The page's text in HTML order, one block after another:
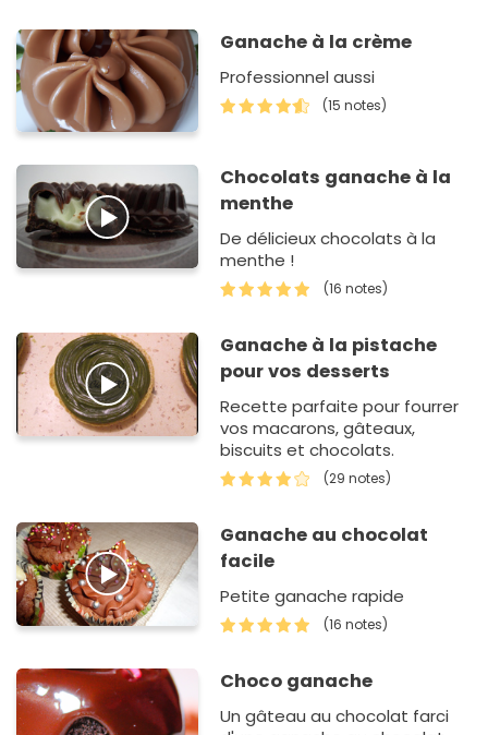
Ganache à la crème
Professionnel aussi
(15 notes)
Chocolats ganache à la
menthe
De délicieux chocolats à la
menthe !
(16 notes)
Ganache à la pistache
pour vos desserts
Recette parfaite pour fourrer
vos macarons, gâteaux,
biscuits et chocolats.
(29 notes)
Ganache au chocolat
facile
Petite ganache rapide
(16 notes)
Choco ganache
Un gâteau au chocolat farci